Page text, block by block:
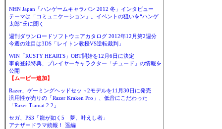
NHN Japan「ハンゲームキャラバン 2012 冬」インタビュー
テーマは「コミュニケーション」。イベントの狙いを“ハンゲ
太郎”氏に聞く
週刊ダウンロードソフトウェアカタログ 2012年12月第2週分
今週の注目は3DS「レイトン教授VS逆転裁判」
WIN「RUSTY HEARTS」OBT開始を12月6日に決定
事前登録特典、プレイヤーキャラクター「チュード」の情報を
公開
【ムービー追加】
Razer、ゲーミングヘッドセット2モデルを11月30日に発売
汎用性が売りの「Razer Kraken Pro」、低音にこだわった
「Razer Tiamat 2.2」
セガ、PS3「龍が如く5 夢、叶えし者」
アナザードラマ続報！ 遥編